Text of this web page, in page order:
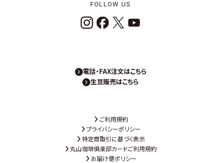
FOLLOW US
電話・FAX注文はこちら
生豆販売はこちら
ご利用規約
プライバシーポリシー
特定商取引に基づく表示
丸山珈琲俱楽部カードご利用規約
お届け便ポリシー